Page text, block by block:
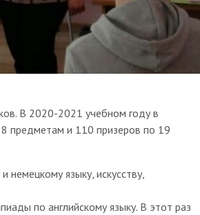
В 2020-2021 учебном году в
предметам и 110 призеров по 19
немецкому языку, искусству,
по английскому языку. В этот раз